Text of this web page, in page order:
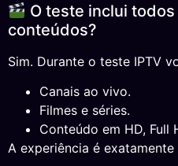
O teste inclui todos
conteúdos?
Sim. Durante o teste IPTV
Canais ao vivo.
Filmes e séries.
Conteúdo em HD, Full
A experiência é